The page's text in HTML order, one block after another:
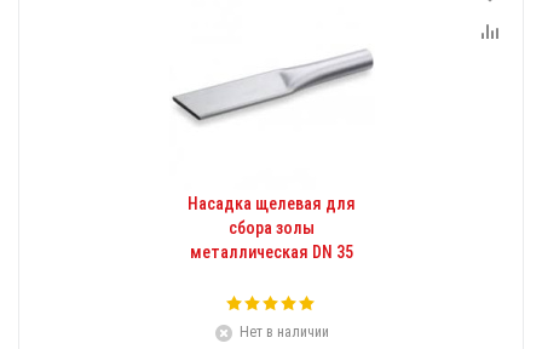
Насадка щелевая для
сбора золы
металлическая DN 35
Нет в наличии